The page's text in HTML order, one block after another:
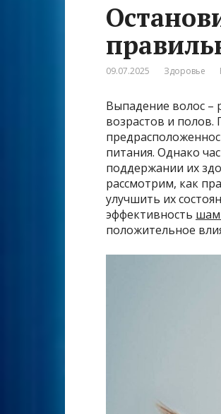
09.07.2025 Здоровье
Выпадение волос –
возрастов и
питания. Однако
поддержании их
рассмотрим, как
улучшить их
эффективность
положительное